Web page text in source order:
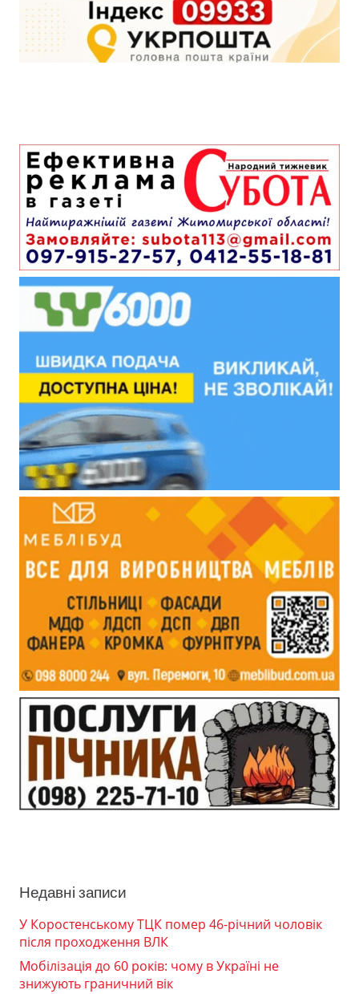
Недавні записи
У Коростенському ТЦК помер 46-річний чоловік
після проходження ВЛК
Мобілізація до 60 років: чому в Україні не
знижують граничний вік